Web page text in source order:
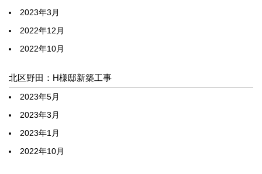
2023年3月
2022年12月
2022年10月
北区野田：H様邸新築工事
2023年5月
2023年3月
2023年1月
2022年10月